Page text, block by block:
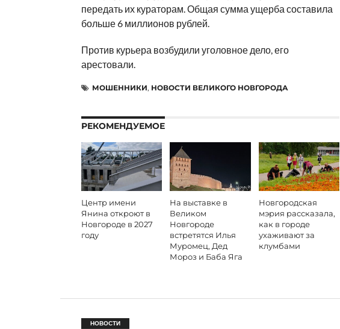
передать их кураторам. Общая сумма ущерба составила
больше 6 миллионов рублей.
Против курьера возбудили уголовное дело, его
арестовали.
МОШЕННИКИ, НОВОСТИ ВЕЛИКОГО НОВГОРОДА
РЕКОМЕНДУЕМОЕ
Центр имени
Янина откроют в
Новгороде в 2027
году
На выставке в
Великом
Новгороде
встретятся Илья
Муромец, Дед
Мороз и Баба Яга
Новгородская
мэрия рассказала,
как в городе
ухаживают за
клумбами
НОВОСТИ